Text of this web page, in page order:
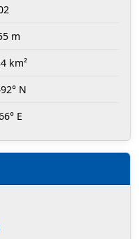
m
km²
N
E